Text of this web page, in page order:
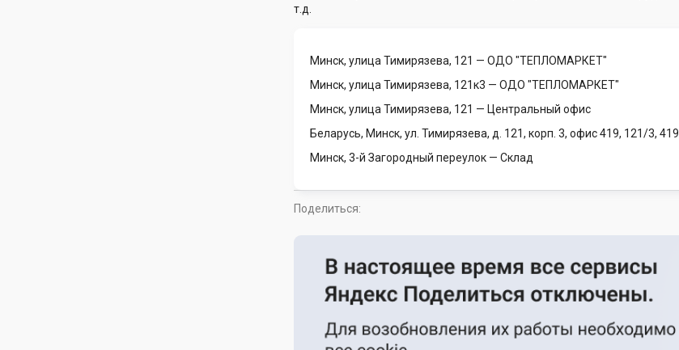
т.д.
Минск, улица Тимирязева, 121 — ОДО "ТЕПЛОМАРКЕТ"
Минск, улица Тимирязева, 121к3 — ОДО "ТЕПЛОМАРКЕТ"
Минск, улица Тимирязева, 121 — Центральный офис
Беларусь, Минск, ул. Тимирязева, д. 121, корп. 3, офис 419, 121/3, 419
Минск, 3-й Загородный переулок — Склад
Поделиться: